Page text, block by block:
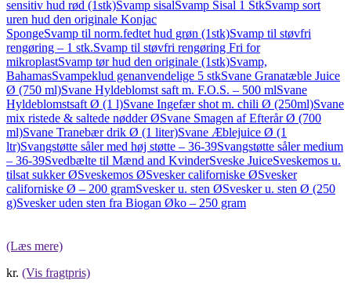
sensitiv hud rød (1stk)Svamp sisalSvamp Sisal 1 StkSvamp sort
uren hud den originale Konjac
SpongeSvamp til norm.fedtet hud grøn (1stk)Svamp til støvfri
rengøring – 1 stk.Svamp til støvfri rengøring Fri for
mikroplastSvamp tør hud den originale (1stk)Svamp,
BahamasSvampeklud genanvendelige 5 stkSvane Granatæble Juice
Ø (750 ml)Svane Hyldeblomst saft m. F.O.S. – 500 mlSvane
Hyldeblomstsaft Ø (1 l)Svane Ingefær shot m. chili Ø (250ml)Svane
mix ristede & saltede nødder ØSvane Smagen af Efterår Ø (700
ml)Svane Tranebær drik Ø (1 liter)Svane Æblejuice Ø (1
ltr)Svangstøtte såler med høj støtte – 36-39Svangstøtte såler medium
– 36-39Svedbælte til Mænd and KvinderSveske JuiceSveskemos u.
tilsat sukker ØSveskemos ØSvesker californiske ØSvesker
californiske Ø – 200 gramSvesker u. sten ØSvesker u. sten Ø (250
g)Svesker uden sten fra Biogan Øko – 250 gram
(Læs mere)
kr. (Vis fragtpris)